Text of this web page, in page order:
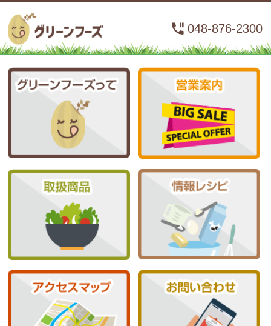
048-876-2300